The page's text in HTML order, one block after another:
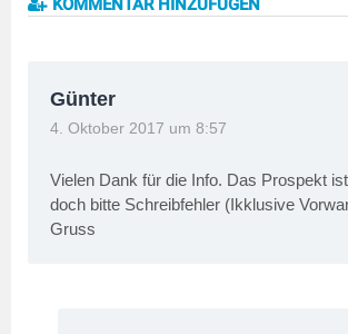
KOMMENTAR HINZUFÜGEN
Günter
4. Oktober 2017 um 8:57
Vielen Dank für die Info. Das Prospekt
doch bitte Schreibfehler (Ikklusive
Gruss